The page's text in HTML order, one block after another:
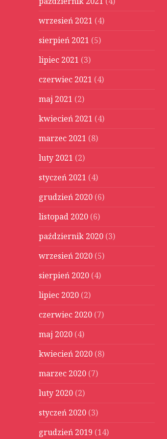
wrzesień 2021 (4)
sierpień 2021 (5)
lipiec 2021 (3)
czerwiec 2021 (4)
maj 2021 (2)
kwiecień 2021 (4)
marzec 2021 (8)
luty 2021 (2)
styczeń 2021 (4)
grudzień 2020 (6)
listopad 2020 (6)
październik 2020 (3)
wrzesień 2020 (5)
sierpień 2020 (4)
lipiec 2020 (2)
czerwiec 2020 (7)
maj 2020 (4)
kwiecień 2020 (8)
marzec 2020 (7)
luty 2020 (2)
styczeń 2020 (3)
grudzień 2019 (14)